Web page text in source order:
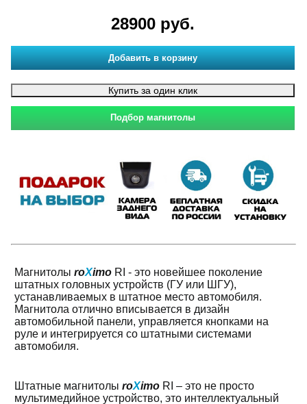
28900 руб.
Магнитолы roXimo RI - это новейшее поколение
штатных головных устройств (ГУ или ШГУ),
устанавливаемых в штатное место автомобиля.
Магнитола отлично вписывается в дизайн
автомобильной панели, управляется кнопками на
руле и интегрируется со штатными системами
автомобиля.
Штатные магнитолы roXimo RI – это не просто
мультимедийное устройство, это интеллектуальный